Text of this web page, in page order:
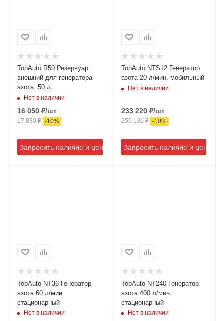
TopAuto R50 Резервуар
внешний для генератора
азота, 50 л.
Нет в наличии
16 050 ₽/шт
17 830₽ -10%
Запросить наличие и цену
TopAuto NTS12 Генератор
азота 20 л/мин. мобильный
Нет в наличии
233 220₽/шт
259 130₽ -10%
Запросить наличие и цену
TopAuto NT36 Генератор
азота 60 л/мин.
стационарный
Нет в наличии
TopAuto NT240 Генератор
азота 400 л/мин.
стационарный
Нет в наличии